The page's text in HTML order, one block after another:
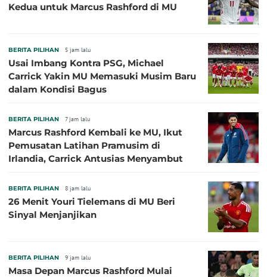
Kedua untuk Marcus Rashford di MU
BERITA PILIHAN 5 jam lalu
Usai Imbang Kontra PSG, Michael
Carrick Yakin MU Memasuki Musim Baru
dalam Kondisi Bagus
BERITA PILIHAN 7 jam lalu
Marcus Rashford Kembali ke MU, Ikut
Pemusatan Latihan Pramusim di
Irlandia, Carrick Antusias Menyambut
BERITA PILIHAN 8 jam lalu
26 Menit Youri Tielemans di MU Beri
Sinyal Menjanjikan
BERITA PILIHAN 9 jam lalu
Masa Depan Marcus Rashford Mulai